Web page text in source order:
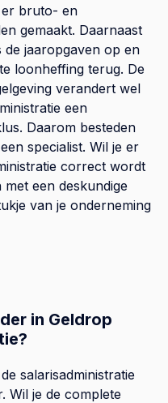
er bruto- en
gemaakt. Daarnaast
jaaropgaven op en
loonheffing terug. De
verandert wel
een
Daarom besteden
specialist. Wil je er
correct wordt
een deskundige
van je onderneming
in Geldrop
salarisadministratie
Wil je de complete